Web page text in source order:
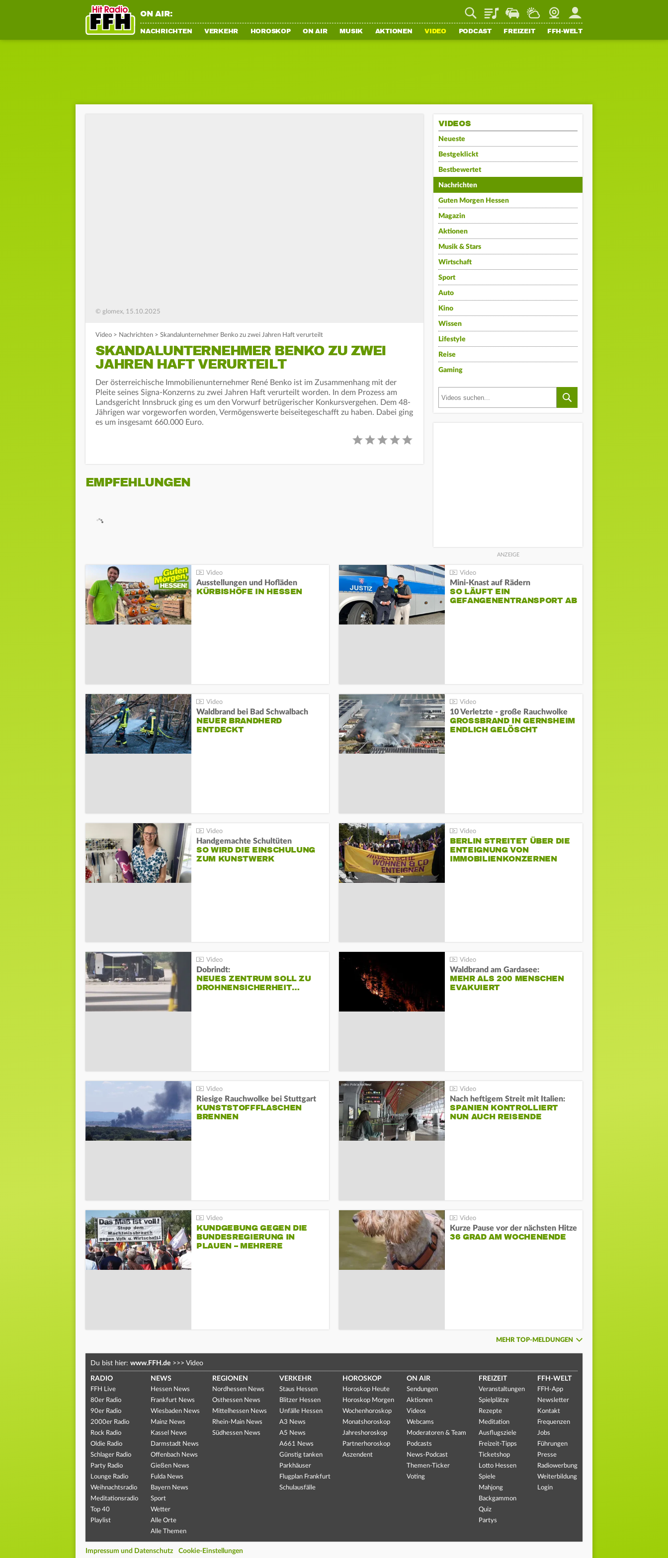
ON AIR: PlaylistStaupilotWetterWebcamMein FFH
NACHRICHTEN VERKEHR HOROSKOP ON AIR MUSIK AKTIONEN VIDEO PODCAST FREIZEIT FFH-WELT
© glomex, 15.10.2025
Video > Nachrichten > Skandalunternehmer Benko zu zwei Jahren Haft verurteilt
SKANDALUNTERNEHMER BENKO ZU ZWEI
JAHREN HAFT VERURTEILT
Der österreichische Immobilienunternehmer René Benko ist im Zusammenhang mit der
Pleite seines Signa-Konzerns zu zwei Jahren Haft verurteilt worden. In dem Prozess am
Landsgericht Innsbruck ging es um den Vorwurf betrügerischer Konkursvergehen. Dem 48-
Jährigen war vorgeworfen worden, Vermögenswerte beiseitegeschafft zu haben. Dabei ging
es um insgesamt 660.000 Euro.
EMPFEHLUNGEN
VIDEOS
Neueste
Bestgeklickt
Bestbewertet
Nachrichten
Guten Morgen Hessen
Magazin
Aktionen
Musik & Stars
Wirtschaft
Sport
Auto
Kino
Wissen
Lifestyle
Reise
Gaming
Ausstellungen und Hofläden
KÜRBISHÖFE IN HESSEN
Mini-Knast auf Rädern
SO LÄUFT EIN
GEFANGENENTRANSPORT AB
Waldbrand bei Bad Schwalbach
NEUER BRANDHERD
ENTDECKT
10 Verletzte - große Rauchwolke
GROSSBRAND IN GERNSHEIM E
NDLICH GELÖSCHT
Handgemachte Schultüten
SO WIRD DIE EINSCHULUNG
ZUM KUNSTWERK
BERLIN STREITET ÜBER DIE
ENTEIGNUNG VON
IMMOBILIENKONZERNEN
Dobrindt:
NEUES ZENTRUM SOLL ZU
DROHNENSICHERHEIT…
Waldbrand am Gardasee:
MEHR ALS 200 MENSCHEN
EVAKUIERT
Riesige Rauchwolke bei Stuttgart
KUNSTSTOFFFLASCHEN
BRENNEN
Nach heftigem Streit mit Italien:
SPANIEN KONTROLLIERT
NUN AUCH REISENDE
KUNDGEBUNG GEGEN DIE
BUNDESREGIERUNG IN
PLAUEN – MEHRERE
Kurze Pause vor der nächsten Hitze
36 GRAD AM WOCHENENDE
MEHR TOP-MELDUNGEN
Du bist hier: www.FFH.de >>> Video
RADIO
FFH Live
80er Radio
90er Radio
2000er Radio
Rock Radio
Oldie Radio
Schlager Radio
Party Radio
Lounge Radio
Weihnachtsradio
Meditationsradio
Top 40
Playlist
NEWS
Hessen News
Frankfurt News
Wiesbaden News
Mainz News
Kassel News
Darmstadt News
Offenbach News
Gießen News
Fulda News
Bayern News
Sport
Wetter
Alle Orte
Alle Themen
REGIONEN
Nordhessen News
Osthessen News
Mittelhessen News
Rhein-Main News
Südhessen News
VERKEHR
Staus Hessen
Blitzer Hessen
Unfälle Hessen
A3 News
A5 News
A661 News
Günstig tanken
Parkhäuser
Flugplan Frankfurt
Schulausfälle
HOROSKOP
Horoskop Heute
Horoskop Morgen
Wochenhoroskop
Monatshoroskop
Jahreshoroskop
Partnerhoroskop
Aszendent
ON AIR
Sendungen
Aktionen
Videos
Webcams
Moderatoren & Team
Podcasts
News-Podcast
Themen-Ticker
Voting
FREIZEIT
Veranstaltungen
Spielplätze
Rezepte
Meditation
Ausflugsziele
Freizeit-Tipps
Ticketshop
Lotto Hessen
Spiele
Mahjong
Backgammon
Quiz
Partys
FFH-WELT
FFH-App
Newsletter
Kontakt
Frequenzen
Jobs
Führungen
Presse
Radiowerbung
Weiterbildung
Login
Impressum und Datenschutz Cookie-Einstellungen